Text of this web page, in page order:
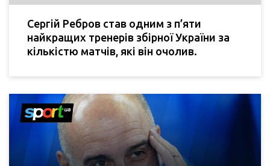
Сергій Ребров став одним з п’яти
найкращих тренерів збірної України за
кількістю матчів, які він очолив.